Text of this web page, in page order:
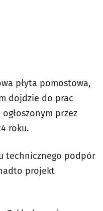
płyta pomostowa,
dojdzie do prac
przez
roku.
technicznego podpór
projekt